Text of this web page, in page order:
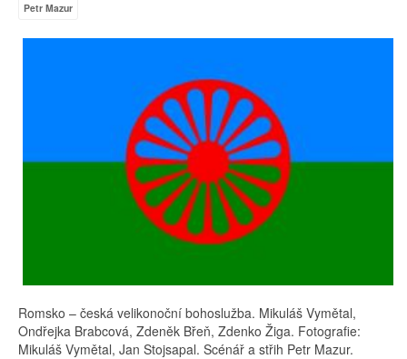
Petr Mazur
Romsko – česká velikonoční bohoslužba. Mikuláš Vymětal,
Ondřejka Brabcová, Zdeněk Břeň, Zdenko Žiga. Fotografie:
Mikuláš Vymětal, Jan Stojsapal. Scénář a střih Petr Mazur.